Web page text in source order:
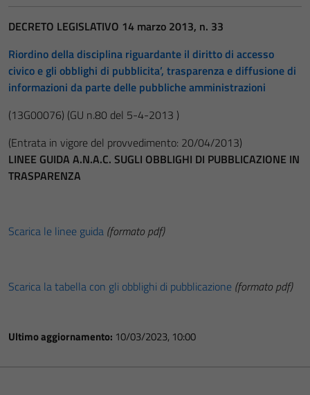
DECRETO LEGISLATIVO 14 marzo 2013, n. 33
Riordino della disciplina riguardante il diritto di accesso
civico e gli obblighi di pubblicita’, trasparenza e diffusione di
informazioni da parte delle pubbliche amministrazioni
(13G00076) (GU n.80 del 5-4-2013 )
(Entrata in vigore del provvedimento: 20/04/2013)
LINEE GUIDA A.N.A.C. SUGLI OBBLIGHI DI PUBBLICAZIONE IN
TRASPARENZA
Scarica le linee guida (formato pdf)
Scarica la tabella con gli obblighi di pubblicazione (formato pdf)
Ultimo aggiornamento: 10/03/2023, 10:00